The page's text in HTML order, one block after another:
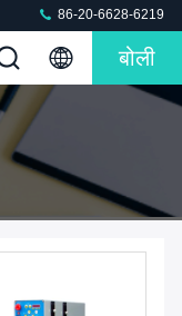
86-20-6628-6219
बोली